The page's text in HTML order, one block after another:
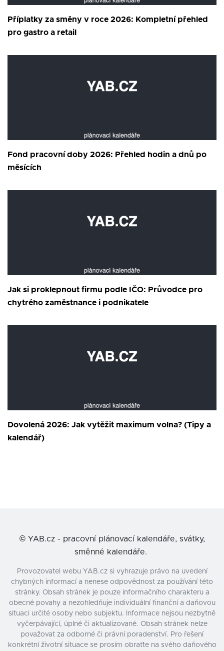
Příplatky za směny v roce 2026: Kompletní přehled
pro gastro a retail
Fond pracovní doby 2026: Přehled hodin a dnů po
měsících
Jak si proklepnout firmu podle IČO: Průvodce pro
chytrého zaměstnance i podnikatele
Dovolená 2026: Jak vytěžit maximum volna? (Tipy a
kalendář)
© YAB.cz - pracovní plánovací kalendáře, svátky,
směnné kalendáře.
Provozovatel webu YAB.cz si vyhrazuje právo na uvedení
chybných informací a nenese odpovědnost za používání této
stránky. Obsah stránek je pouze informačního charakteru a
obecné povahy a nezohledňuje individuální finanční a daňovou
situaci určité osoby nebo subjektu. Informace nejsou nezbytně
vyčerpávající, úplné či aktualizované. Obsah stránek nelze
považovat za odborné či právní poradenství. Pro řešení
konkrétní životní situace se prosím obraťte na svého daňového